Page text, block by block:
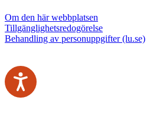
Om den här webbplatsen
Tillgänglighetsredogörelse
Behandling av personuppgifter (lu.se)